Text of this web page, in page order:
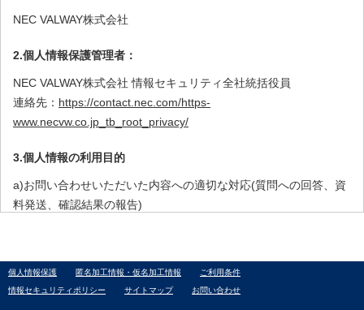
NEC VALWAY株式会社
2.個人情報保護管理者：
NEC VALWAY株式会社 情報セキュリティ全社統括役員
連絡先： https://contact.nec.com/https-
www.necvw.co.jp_tb_root_privacy/
3.個人情報の利用目的
a)お問い合わせいただいた内容への適切な対応(質問への回答、資
料発送、確認結果の報告)
ご案内、より良いサービス開発のための情報収集・調査・分析）
c)各種情報の提供（DM、メールマガジン、電話、SMS、SNS、ス
個人情報保護 匿名加工情報・仮名加工情報
ご利用条件
情報セキュリティポリシー
サイトマップ お問い合わせ